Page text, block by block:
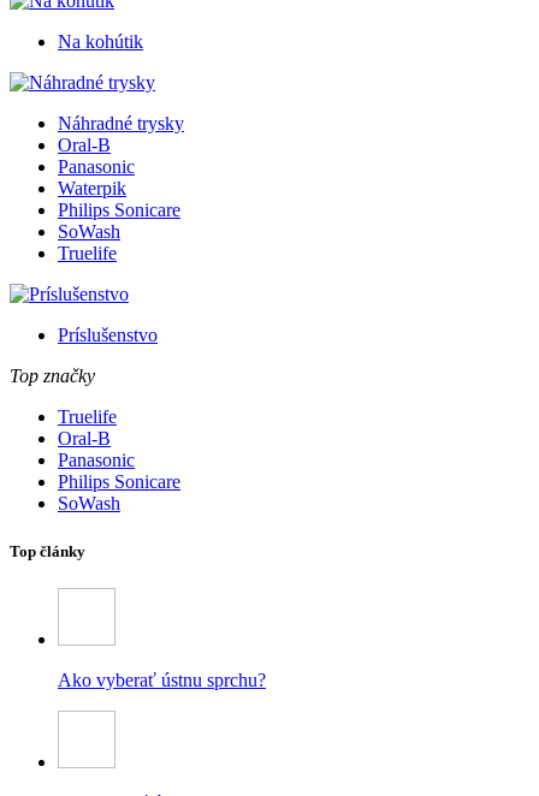
Na kohútik
Náhradné trysky
Oral-B
Panasonic
Waterpik
Philips Sonicare
SoWash
Truelife
Príslušenstvo
Top značky
Truelife
Oral-B
Panasonic
Philips Sonicare
SoWash
Top články
Ako vyberať ústnu sprchu?